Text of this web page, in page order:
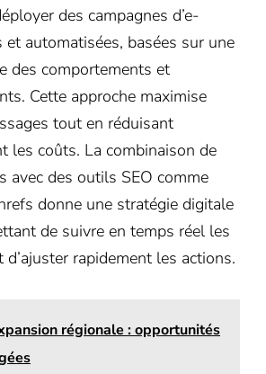
des campagnes d’e-
et automatisées, basées sur une
des comportements et
Cette approche maximise
tout en réduisant
les coûts. La combinaison de
avec des outils SEO comme
donne une stratégie digitale
de suivre en temps réel les
d’ajuster rapidement les actions.
régionale : opportunités